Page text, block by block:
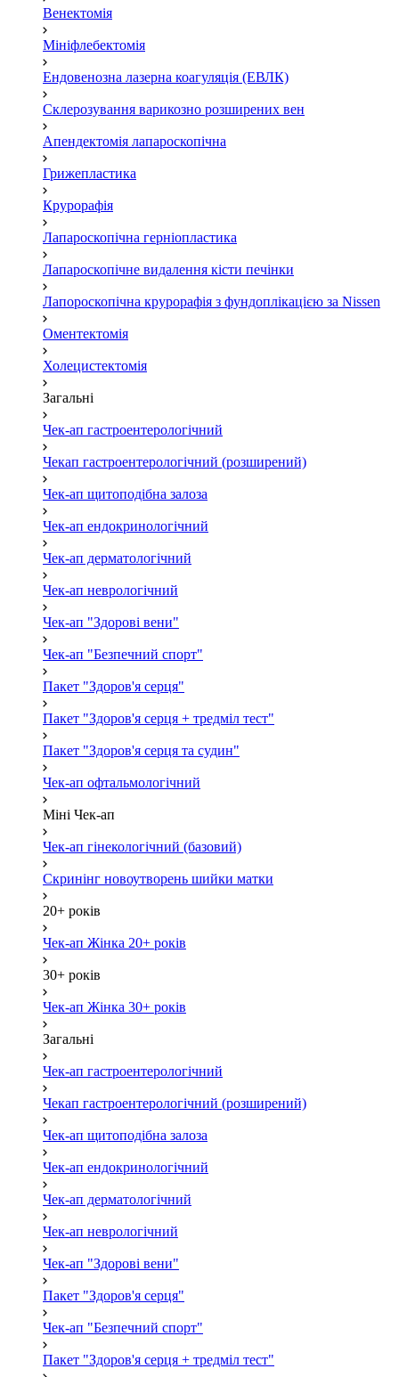
Венектомія
Мініфлебектомія
Ендовенозна лазерна коагуляція (ЕВЛК)
Склерозування варикозно розширених вен
Апендектомія лапароскопічна
Грижепластика
Крурорафія
Лапароскопічна герніопластика
Лапароскопічне видалення кісти печінки
Лапороскопічна крурорафія з фундоплікацією за Nissen
Оментектомія
Холецистектомія
Загальні
Чек-ап гастроентерологічний
Чекап гастроентерологічний (розширений)
Чек-ап щитоподібна залоза
Чек-ап ендокринологічний
Чек-ап дерматологічний
Чек-ап неврологічний
Чек-ап "Здорові вени"
Чек-ап "Безпечний спорт"
Пакет "Здоров'я серця"
Пакет "Здоров'я серця + тредміл тест"
Пакет "Здоров'я серця та судин"
Чек-ап офтальмологічний
Міні Чек-ап
Чек-ап гінекологічний (базовий)
Скринінг новоутворень шийки матки
20+ років
Чек-ап Жінка 20+ років
30+ років
Чек-ап Жінка 30+ років
Загальні
Чек-ап гастроентерологічний
Чекап гастроентерологічний (розширений)
Чек-ап щитоподібна залоза
Чек-ап ендокринологічний
Чек-ап дерматологічний
Чек-ап неврологічний
Чек-ап "Здорові вени"
Пакет "Здоров'я серця"
Чек-ап "Безпечний спорт"
Пакет "Здоров'я серця + тредміл тест"